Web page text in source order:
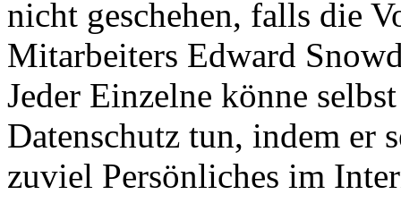
nicht geschehen, falls die
Mitarbeiters Edward
Jeder Einzelne könne
Datenschutz tun, indem er
zuviel Persönliches im